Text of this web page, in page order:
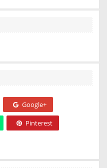
Google+
Pinterest